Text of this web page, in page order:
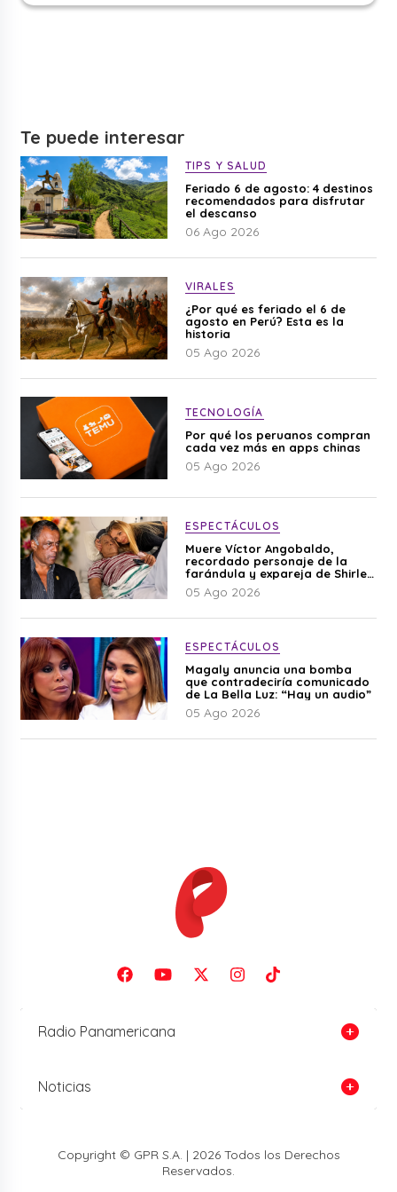
Te puede interesar
TIPS Y SALUD
Feriado 6 de agosto: 4 destinos
recomendados para disfrutar
el descanso
06 Ago 2026
VIRALES
¿Por qué es feriado el 6 de
agosto en Perú? Esta es la
historia
05 Ago 2026
TECNOLOGÍA
Por qué los peruanos compran
cada vez más en apps chinas
05 Ago 2026
ESPECTÁCULOS
Muere Víctor Angobaldo,
recordado personaje de la
farándula y expareja de Shirley
Cherres
05 Ago 2026
ESPECTÁCULOS
Magaly anuncia una bomba
que contradeciría comunicado
de La Bella Luz: “Hay un audio”
05 Ago 2026
Radio Panamericana
Noticias
Copyright © GPR S.A. | 2026 Todos los Derechos
Reservados.